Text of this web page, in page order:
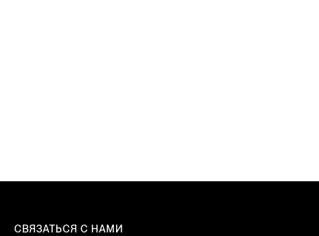
СВЯЗАТЬСЯ С НАМИ